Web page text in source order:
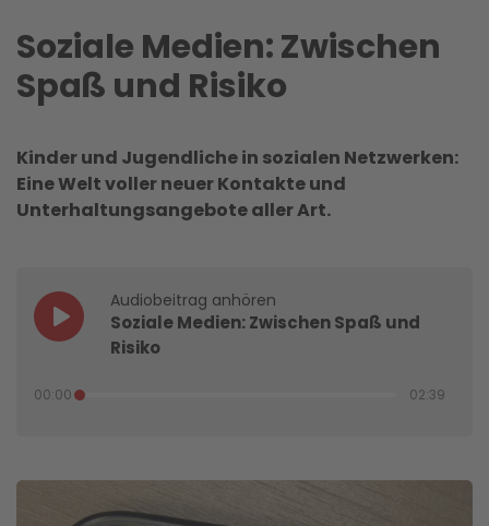
Soziale Medien: Zwischen
Spaß und Risiko
Kinder und Jugendliche in sozialen Netzwerken:
Eine Welt voller neuer Kontakte und
Unterhaltungsangebote aller Art.
Audiobeitrag anhören
Soziale Medien: Zwischen Spaß und
Risiko
00:00 02:39